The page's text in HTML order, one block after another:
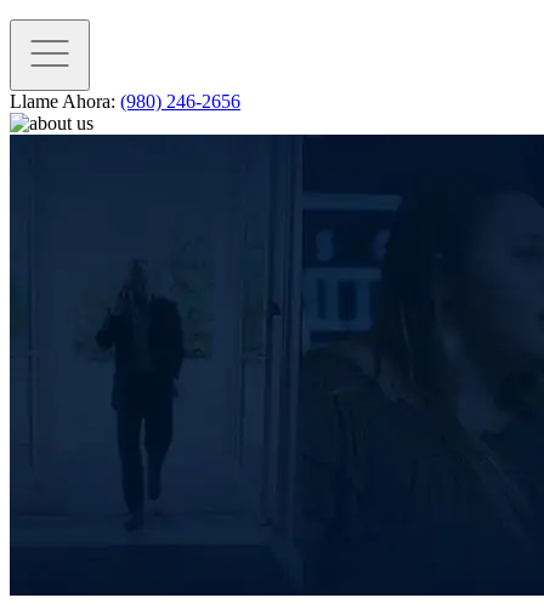
Llame Ahora: (980) 246-2656